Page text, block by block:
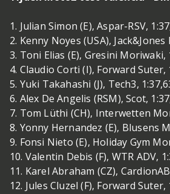
1. Julian Simon (E), Aspar-RSV,
2. Kenny Noyes (USA),
3. Toni Elias (E), Gresini Moriwaki,
4. Claudio Corti (I), Forward Suter,
5. Yuki Takahashi (J), Tech3,
6. Alex De Angelis (RSM), Scot,
7. Tom Lüthi (CH), Interwetten
8. Yonny Hernandez (E), Blusens
9. Fonsi Nieto (E), Holiday Gym
10. Valentin Debis (F), WTR ADV,
11. Karel Abraham (CZ),
12. Jules Cluzel (F), Forward Suter,